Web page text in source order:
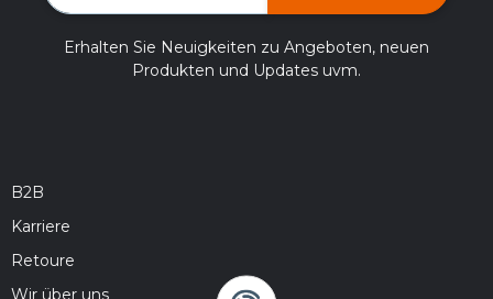
Erhalten Sie Neuigkeiten zu Angeboten, neuen
Produkten und Updates uvm.
B2B
Karriere
Retoure
Wir über uns